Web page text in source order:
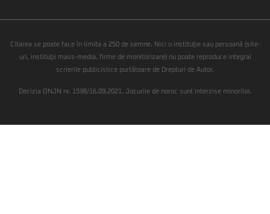
Citarea se poate face în limita a 250 de semne. Nici o instituţie sau persoană (site-
uri, instituţii mass-media, firme de monitorizare) nu poate reproduce integral
scrierile publicistice purtătoare de Drepturi de Autor.
Decizia ONJN nr. 1598/16.09.2021. Jocurile de noroc sunt interzise minorilor.